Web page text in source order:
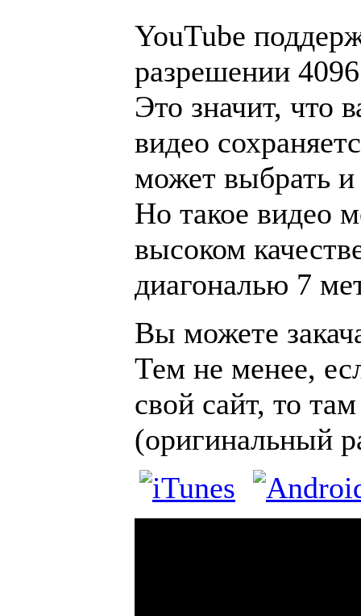
YouTube
разрешении
Это значит, что
видео
может выбрать и
Но такое видео
высоком
диагональю 7
Вы можете
Тем не менее,
свой сайт, то
(оригинальный